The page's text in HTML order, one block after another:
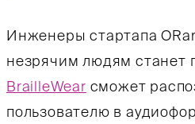
Инженеры стартапа
незрячим людям станет
BrailleWear сможет
пользователю в